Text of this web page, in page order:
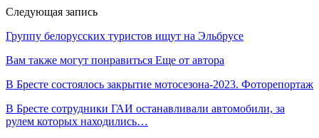
Следующая запись
Группу белорусских туристов ищут на Эльбрусе
Вам также могут понравиться Еще от автора
В Бресте состоялось закрытие мотосезона-2023. Фоторепортаж
В Бресте сотрудники ГАИ останавливали автомобили, за
рулем которых находились…